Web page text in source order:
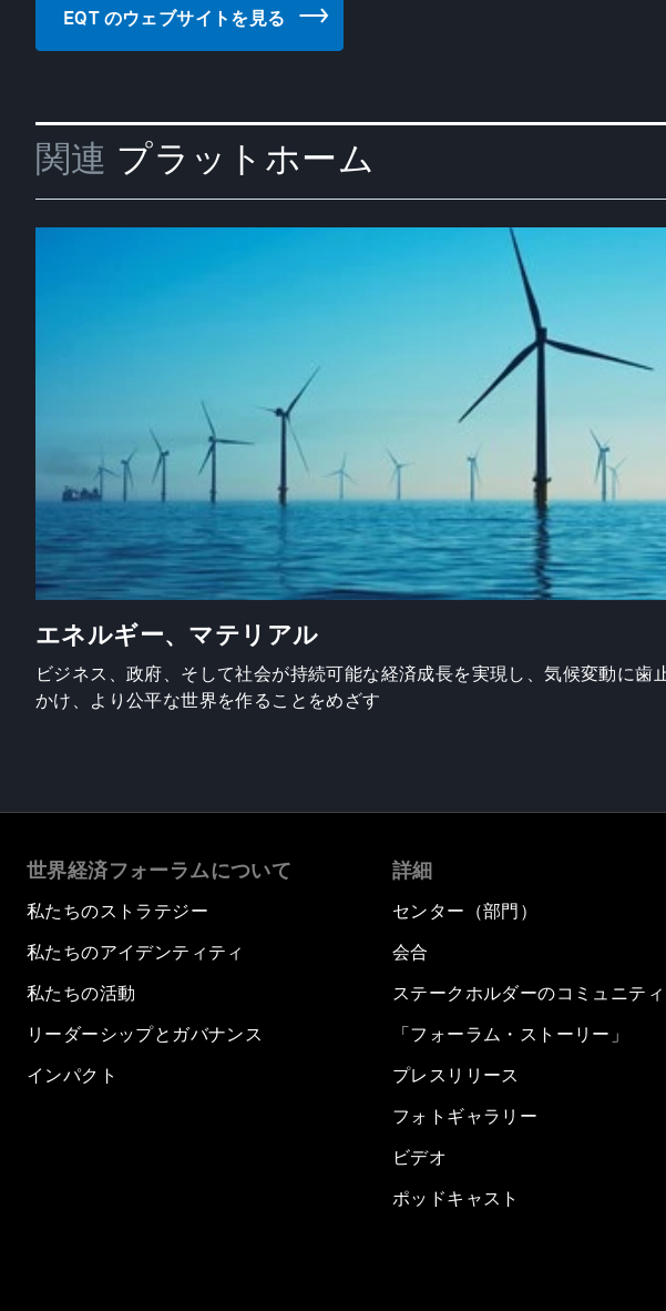
EQT のウェブサイトを見る
関連 プラットホーム
エネルギー、マテリアル
ビジネス、政府、そして社会が持続可能な経済成長を実現し、気候変動に歯
かけ、より公平な世界を作ることをめざす
世界経済フォーラムについて
私たちのストラテジー
私たちのアイデンティティ
私たちの活動
リーダーシップとガバナンス
インパクト
詳細
センター（部門）
会合
ステークホルダーのコミュニティ
「フォーラム・ストーリー」
プレスリリース
フォトギャラリー
ビデオ
ポッドキャスト